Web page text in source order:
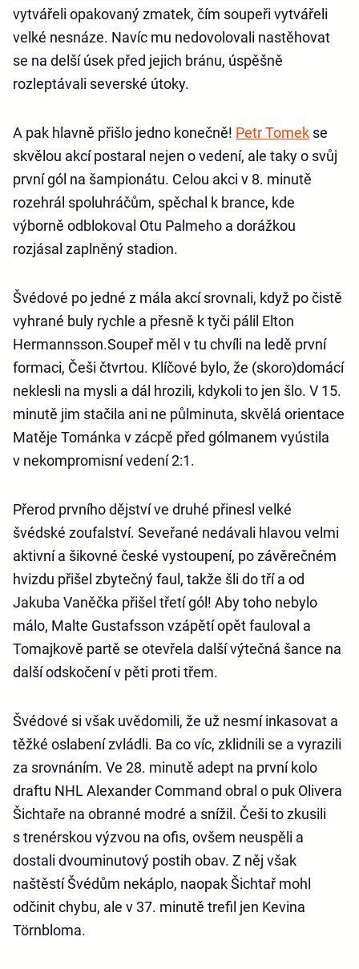
vytvářeli opakovaný zmatek, čím soupeři vytvářeli
velké nesnáze. Navíc mu nedovolovali nastěhovat
se na delší úsek před jejich bránu, úspěšně
rozleptávali severské útoky.
A pak hlavně přišlo jedno konečně! Petr Tomek se
skvělou akcí postaral nejen o vedení, ale taky o svůj
první gól na šampionátu. Celou akci v 8. minutě
rozehrál spoluhráčům, spěchal k brance, kde
výborně odblokoval Otu Palmeho a dorážkou
rozjásal zaplněný stadion.
Švédové po jedné z mála akcí srovnali, když po čistě
vyhrané buly rychle a přesně k tyči pálil Elton
Hermannsson.Soupeř měl v tu chvíli na ledě první
formaci, Češi čtvrtou. Klíčové bylo, že (skoro)domácí
neklesli na mysli a dál hrozili, kdykoli to jen šlo. V 15.
minutě jim stačila ani ne půlminuta, skvělá orientace
Matěje Tománka v zácpě před gólmanem vyústila
v nekompromisní vedení 2:1.
Přerod prvního dějství ve druhé přinesl velké
švédské zoufalství. Seveřané nedávali hlavou velmi
aktivní a šikovné české vystoupení, po závěrečném
hvizdu přišel zbytečný faul, takže šli do tří a od
Jakuba Vaněčka přišel třetí gól! Aby toho nebylo
málo, Malte Gustafsson vzápětí opět fauloval a
Tomajkově partě se otevřela další výtečná šance na
další odskočení v pěti proti třem.
Švédové si však uvědomili, že už nesmí inkasovat a
těžké oslabení zvládli. Ba co víc, zklidnili se a vyrazili
za srovnáním. Ve 28. minutě adept na první kolo
draftu NHL Alexander Command obral o puk Olivera
Šichtaře na obranné modré a snížil. Češi to zkusili
s trenérskou výzvou na ofis, ovšem neuspěli a
dostali dvouminutový postih obav. Z něj však
naštěstí Švédům nekáplo, naopak Šichtař mohl
odčinit chybu, ale v 37. minutě trefil jen Kevina
Törnbloma.